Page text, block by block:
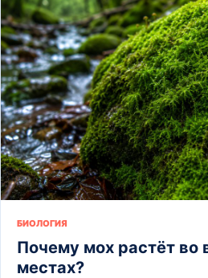
БИОЛОГИЯ
Почему мох растёт во
местах?